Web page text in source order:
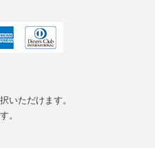
いただけます。
。